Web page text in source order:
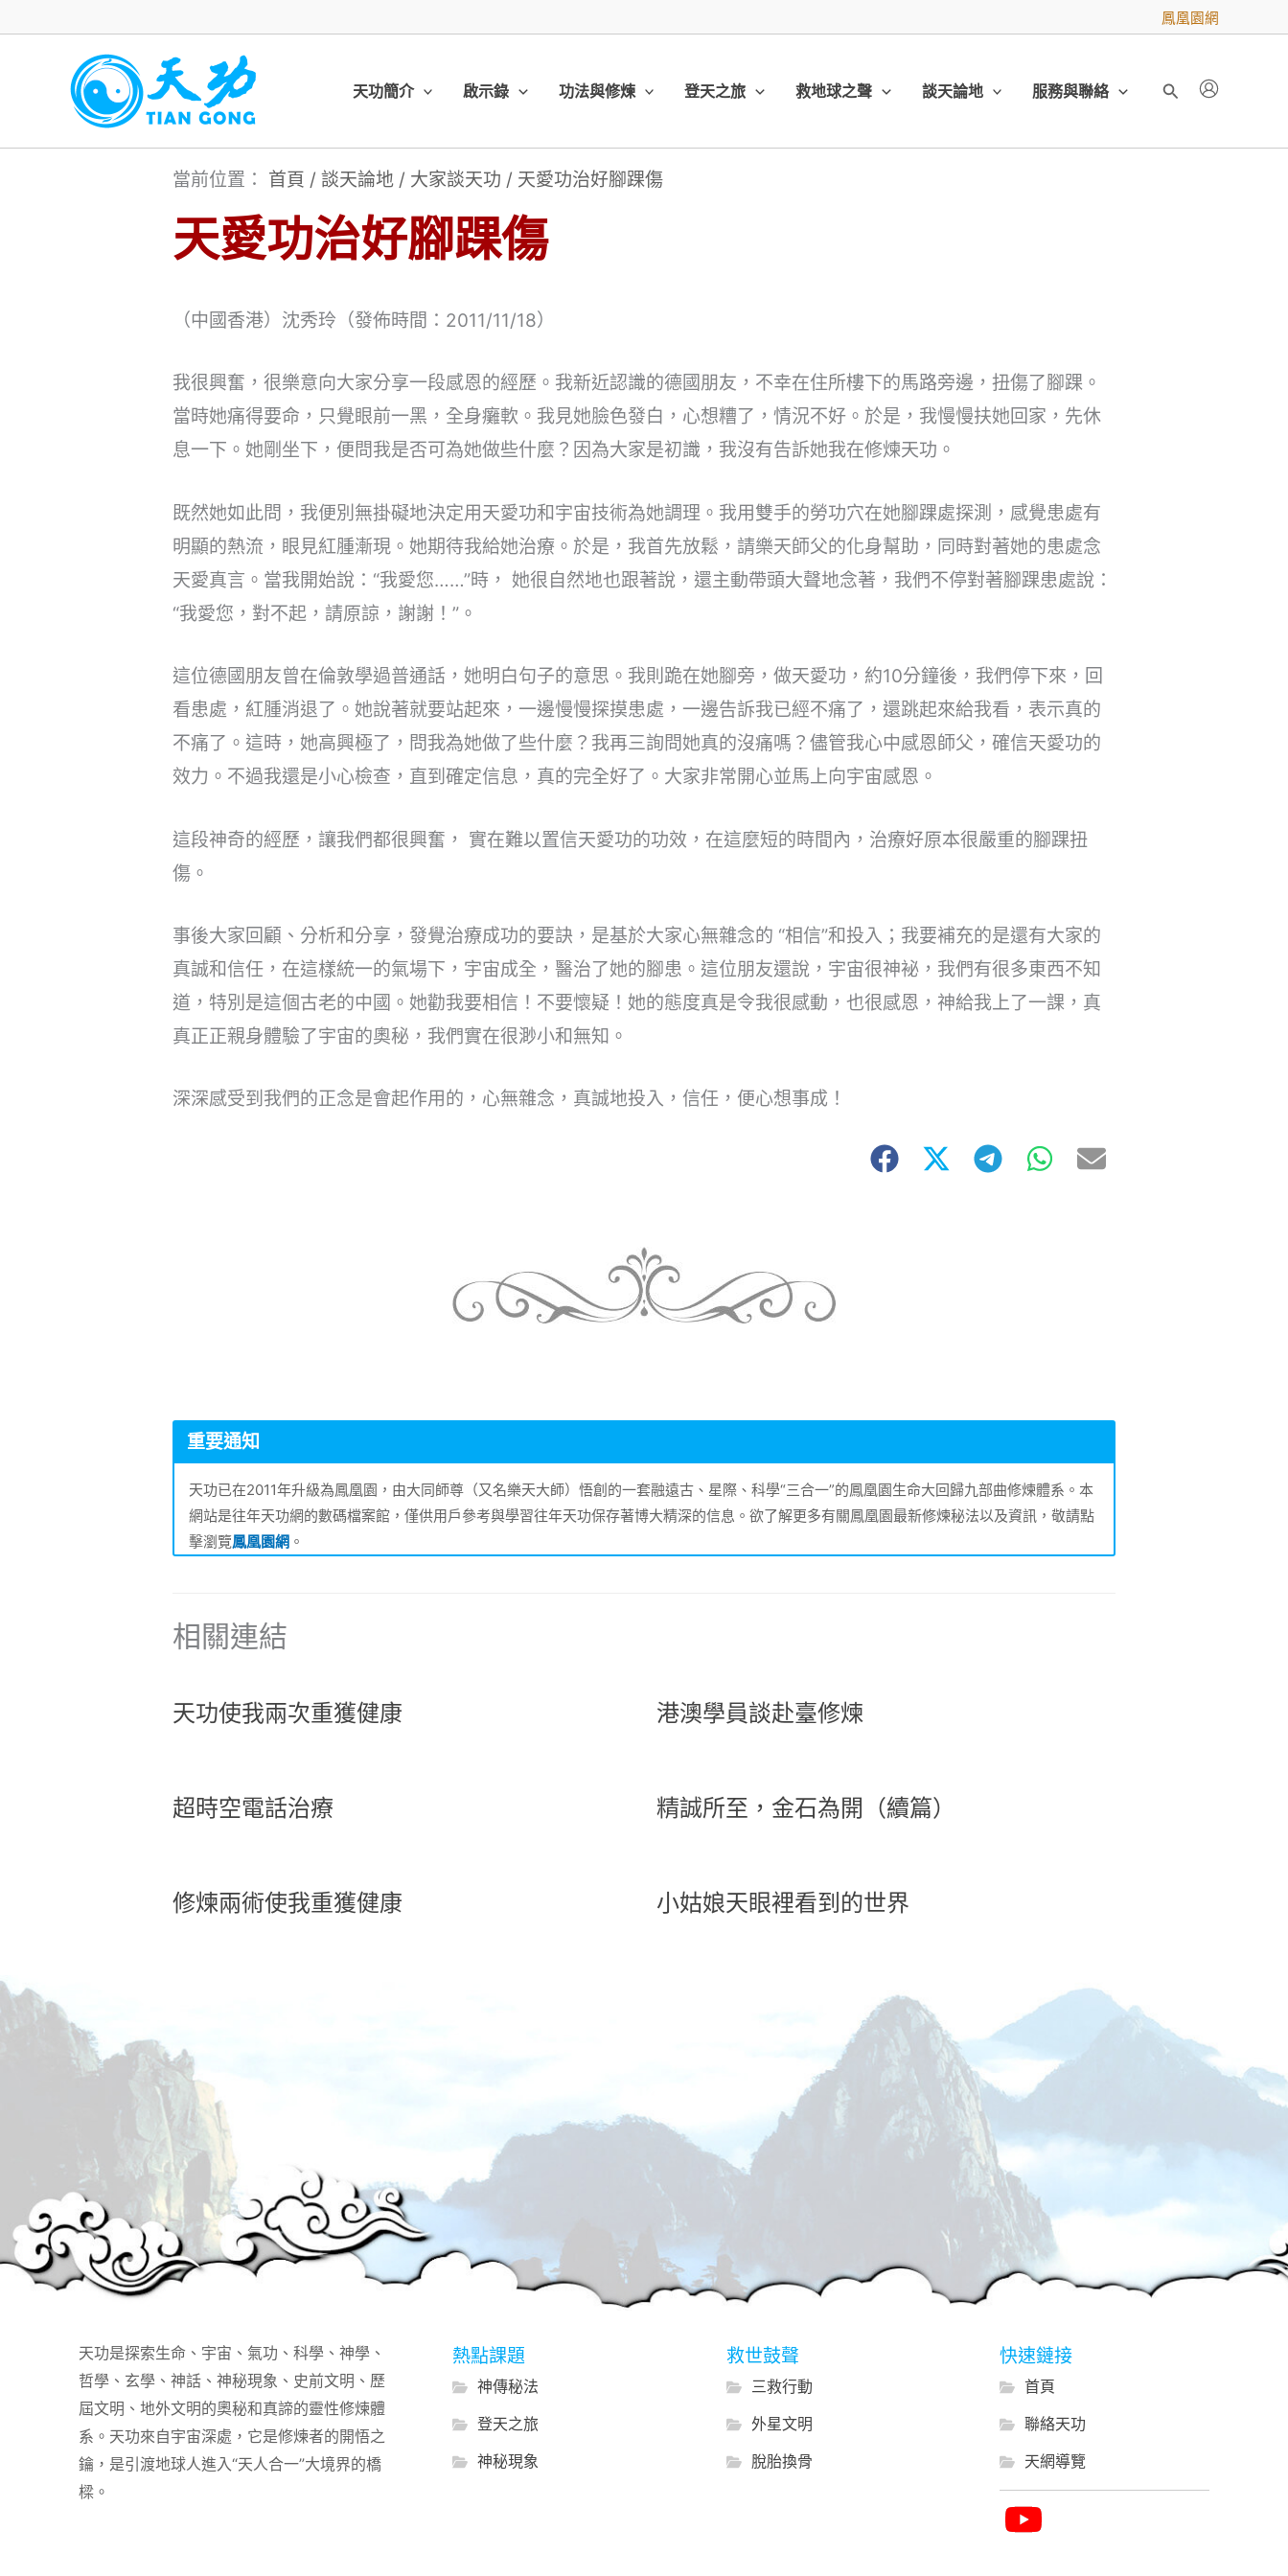
內
鳳凰園網
天功簡介 啟示錄 功法與修煉 登天之旅 救地球之聲 談天論地 服務與聯絡
搜
當前位置： 首頁 / 談天論地 / 大家談天功 / 天愛功治好腳踝傷
天愛功治好腳踝傷
（中國香港）沈秀玲（發佈時間：2011/11/18）
我很興奮，很樂意向大家分享一段感恩的經歷。我新近認識的德國朋友，不幸在住所樓下的馬路旁邊，扭傷了腳踝。
當時她痛得要命，只覺眼前一黑，全身癱軟。我見她臉色發白，心想糟了，情況不好。於是，我慢慢扶她回家，先休
息一下。她剛坐下，便問我是否可為她做些什麼？因為大家是初識，我沒有告訴她我在修煉天功。
既然她如此問，我便別無掛礙地決定用天愛功和宇宙技術為她調理。我用雙手的勞功穴在她腳踝處探測，感覺患處有
明顯的熱流，眼見紅腫漸現。她期待我給她治療。於是，我首先放鬆，請樂天師父的化身幫助，同時對著她的患處念
天愛真言。當我開始說：“我愛您……”時， 她很自然地也跟著說，還主動帶頭大聲地念著，我們不停對著腳踝患處說：
“我愛您，對不起，請原諒，謝謝！”。
這位德國朋友曾在倫敦學過普通話，她明白句子的意思。我則跪在她腳旁，做天愛功，約10分鐘後，我們停下來，回
看患處，紅腫消退了。她說著就要站起來，一邊慢慢探摸患處，一邊告訴我已經不痛了，還跳起來給我看，表示真的
不痛了。這時，她高興極了，問我為她做了些什麼？我再三詢問她真的沒痛嗎？儘管我心中感恩師父，確信天愛功的
效力。不過我還是小心檢查，直到確定信息，真的完全好了。大家非常開心並馬上向宇宙感恩。
這段神奇的經歷，讓我們都很興奮， 實在難以置信天愛功的功效，在這麼短的時間內，治療好原本很嚴重的腳踝扭
傷。
事後大家回顧、分析和分享，發覺治療成功的要訣，是基於大家心無雜念的 “相信”和投入；我要補充的是還有大家的
真誠和信任，在這樣統一的氣場下，宇宙成全，醫治了她的腳患。這位朋友還說，宇宙很神袐，我們有很多東西不知
道，特別是這個古老的中國。她勸我要相信！不要懷疑！她的態度真是令我很感動，也很感恩，神給我上了一課，真
真正正親身體驗了宇宙的奧秘，我們實在很渺小和無知。
深深感受到我們的正念是會起作用的，心無雜念，真誠地投入，信任，便心想事成！
重要通知
天功已在2011年升級為鳳凰園，由大同師尊（又名樂天大師）悟創的一套融遠古、星際、科學“三合一”的鳳凰園生命大回歸九部曲修煉體系。本
網站是往年天功網的數碼檔案館，僅供用戶參考與學習往年天功保存著博大精深的信息。欲了解更多有關鳳凰園最新修煉秘法以及資訊，敬請點
擊瀏覽鳳凰園網 。
相關連結
天功使我兩次重獲健康 港澳學員談赴臺修煉
超時空電話治療 精誠所至，金石為開（續篇）
修煉兩術使我重獲健康 小姑娘天眼裡看到的世界
天功是探索生命、宇宙、氣功、科學、神學、
哲學、玄學、神話、神秘現象、史前文明、歷
屆文明、地外文明的奧秘和真諦的靈性修煉體
系。天功來自宇宙深處，它是修煉者的開悟之
鑰，是引渡地球人進入“天人合一”大境界的橋
樑。
熱點課題
神傳秘法
登天之旅
神秘現象
救世鼓聲
三救行動
外星文明
脫胎換骨
快速鏈接
首頁
聯絡天功
天網導覽